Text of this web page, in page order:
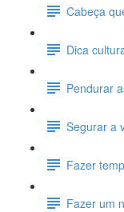
Cabeça
Dica
Pendurar
Segurar a
Fazer
Fazer um